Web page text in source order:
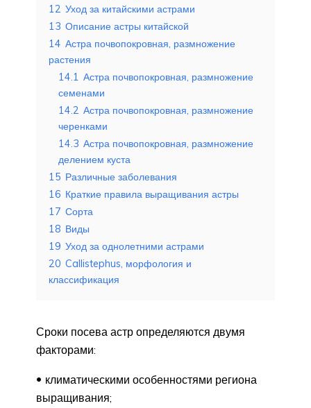
12 Уход за китайскими астрами
13 Описание астры китайской
14 Астра почвопокровная, размножение
растения
14.1 Астра почвопокровная, размножение
семенами
14.2 Астра почвопокровная, размножение
черенками
14.3 Астра почвопокровная, размножение
делением куста
15 Различные заболевания
16 Краткие правила выращивания астры
17 Сорта
18 Виды
19 Уход за однолетними астрами
20 Callistephus, морфология и
классификация
Сроки посева астр определяются двумя
факторами:
климатическими особенностями региона
выращивания;